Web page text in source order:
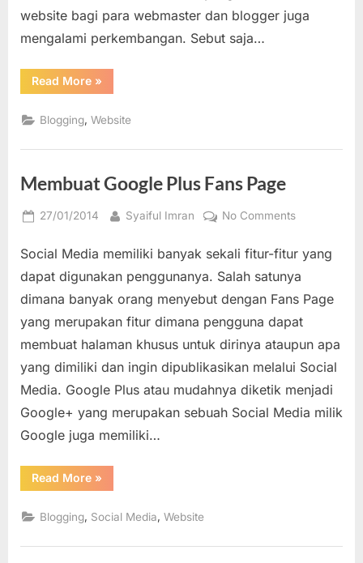
website bagi para webmaster dan blogger juga
mengalami perkembangan. Sebut saja…
Read More“Mengukur
Kecepatan
Website/Blog
dengan
PageSpeed
»
Blogging,Website
Membuat Google Plus Fans Page
Posted
27/01/2014 By
Syaiful Imran No Commentson
Google
Plus
Page
Social Media memiliki banyak sekali fitur-fitur yang
dapat digunakan penggunanya. Salah satunya
dimana banyak orang menyebut dengan Fans Page
yang merupakan fitur dimana pengguna dapat
membuat halaman khusus untuk dirinya ataupun apa
yang dimiliki dan ingin dipublikasikan melalui Social
Media. Google Plus atau mudahnya diketik menjadi
Google+ yang merupakan sebuah Social Media milik
Google juga memiliki…
Read More“Membuat
Google
Fans
Page”
»
Blogging Social Media ,Website